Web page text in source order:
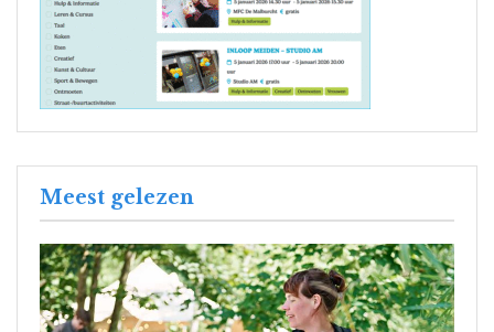
Meest gelezen